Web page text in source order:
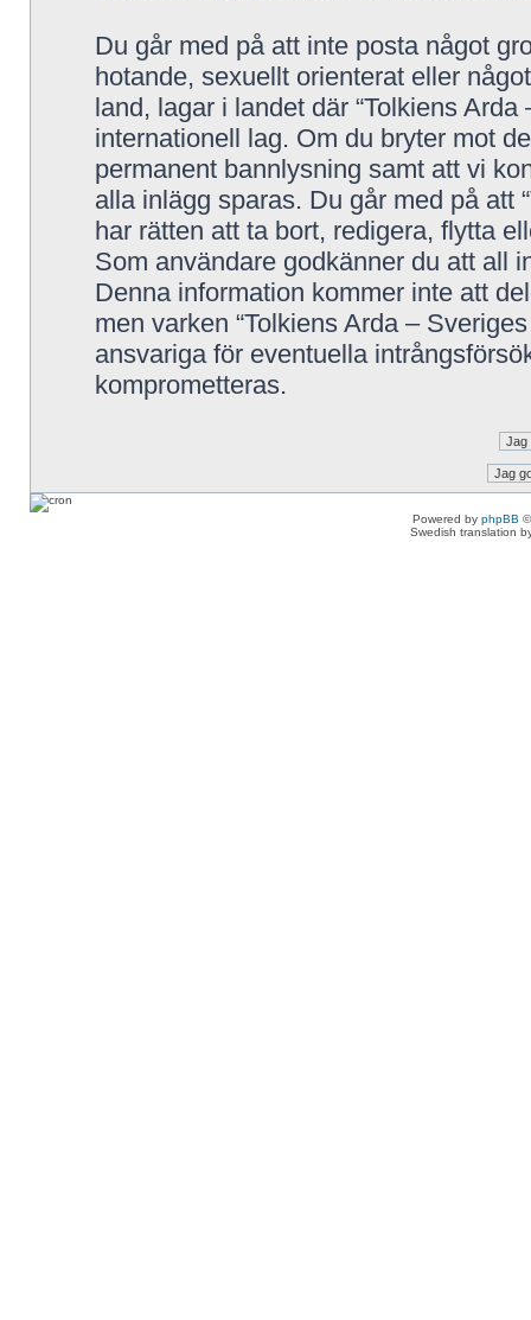
Du går med på att inte posta något
hotande, sexuellt orienterat eller
land, lagar i landet där “Tolkiens
internationell lag. Om du bryter mot
permanent bannlysning samt att vi
alla inlägg sparas. Du går med på att
har rätten att ta bort, redigera, flytta
Som användare godkänner du att all
Denna information kommer inte att
men varken “Tolkiens Arda –
ansvariga för eventuella
komprometteras.
Powered by phpBB
Swedish translation